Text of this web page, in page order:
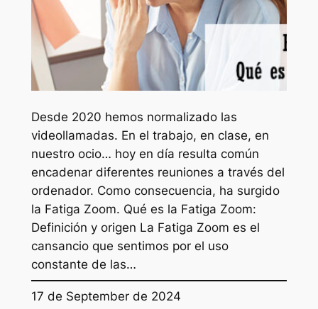
Desde 2020 hemos normalizado las
videollamadas. En el trabajo, en clase, en
nuestro ocio… hoy en día resulta común
encadenar diferentes reuniones a través del
ordenador. Como consecuencia, ha surgido
la Fatiga Zoom. Qué es la Fatiga Zoom:
Definición y origen La Fatiga Zoom es el
cansancio que sentimos por el uso
constante de las…
17 de September de 2024